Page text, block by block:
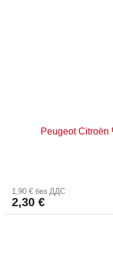
Peugeot Citroën
1,90 € без ДДС
2,30 €